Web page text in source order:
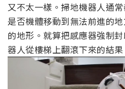
又不太一樣。掃地機器人通
是否機體移動到無法前進的
的地形。就算把感應器強制
器人從樓梯上翻滾下來的結果